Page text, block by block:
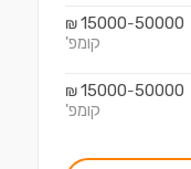
15000-50000
₪
קומפ'
15000-50000
₪
קומפ'